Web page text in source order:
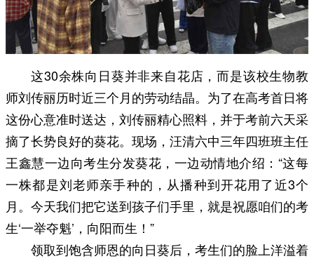
这30余株向日葵并非来自花店，而是该校生物教
师刘传丽历时近三个月的劳动结晶。为了在高考首日将
这份心意准时送达，刘传丽精心照料，并于考前六天采
摘了长势良好的葵花。现场，汪清六中三年四班班主任
王鑫慧一边向考生分发葵花，一边动情地介绍：“这每
一株都是刘老师亲手种的，从播种到开花用了近3个
月。今天我们把它送到孩子们手里，就是祝愿咱们的考
生‘一举夺魁’，向阳而生！”
领取到饱含师恩的向日葵后，考生们的脸上洋溢着